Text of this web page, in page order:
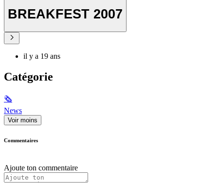
BREAKFEST 2007
il y a 19 ans
Catégorie
🗞
News
Voir moins
Commentaires
Ajoute ton commentaire